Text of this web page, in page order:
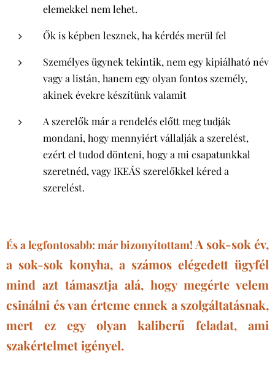
elemekkel nem lehet.
Ők is képben lesznek, ha kérdés merül fel
Személyes ügynek tekintik, nem egy kipiálható név
vagy a listán, hanem egy olyan fontos személy,
akinek évekre készítünk valamit
A szerelők már a rendelés előtt meg tudják
mondani, hogy mennyiért vállalják a szerelést,
ezért el tudod dönteni, hogy a mi csapatunkkal
szeretnéd, vagy IKEÁS szerelőkkel kéred a
szerelést.
És a legfontosabb: már bizonyítottam! A sok-sok év,
a sok-sok konyha, a számos elégedett ügyfél
mind azt támasztja alá, hogy megérte velem
csinálni és van érteme ennek a szolgáltatásnak,
mert ez egy olyan kaliberű feladat, ami
szakértelmet igényel.